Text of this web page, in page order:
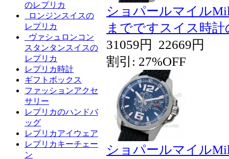
のレプリカ
ロンジンスイスの
レプリカ
ヴァシュロンコン
スタンタンスイスの
レプリカ
レプリカ時計
ギフトボックス
ファッションアクセ
サリー
レプリカのハンドバ
ッグ
レプリカアイウェア
レプリカキーチェー
ン
ショパールマイル
までですスイス時
31059円
22669円
割引: 27%OFF
ショパールマイル